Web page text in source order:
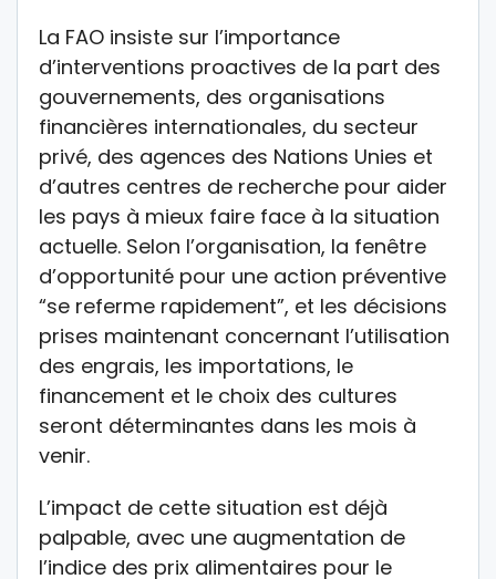
La FAO insiste sur l’importance
d’interventions proactives de la part des
gouvernements, des organisations
financières internationales, du secteur
privé, des agences des Nations Unies et
d’autres centres de recherche pour aider
les pays à mieux faire face à la situation
actuelle. Selon l’organisation, la fenêtre
d’opportunité pour une action préventive
“se referme rapidement”, et les décisions
prises maintenant concernant l’utilisation
des engrais, les importations, le
financement et le choix des cultures
seront déterminantes dans les mois à
venir.
L’impact de cette situation est déjà
palpable, avec une augmentation de
l’indice des prix alimentaires pour le